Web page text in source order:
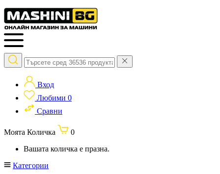
Вход
Любими 0
Сравни
Моята Количка
0
Вашата количка е празна.
Категории